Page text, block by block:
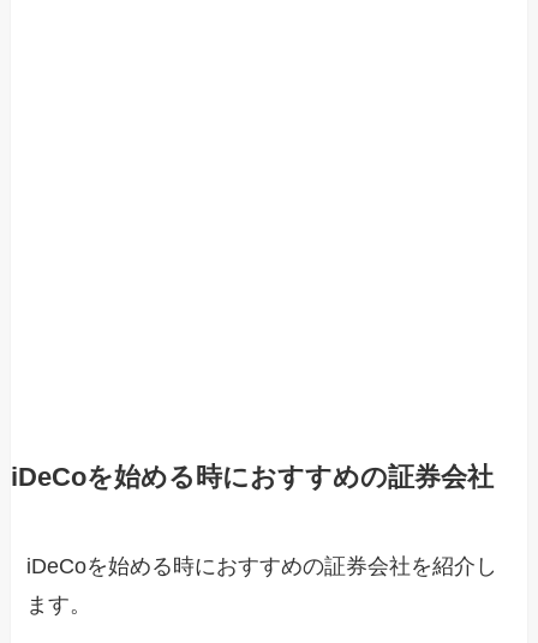
iDeCoを始める時におすすめの証券会社
iDeCoを始める時におすすめの証券会社を紹介し
ます。